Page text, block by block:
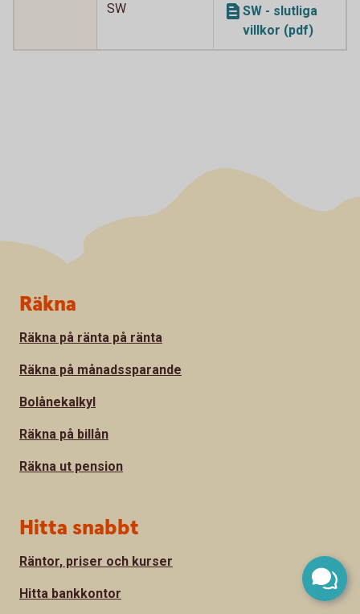
SW
SW - slutliga
villkor (pdf)
Sidfot
Räkna
Räkna på ränta på ränta
Räkna på månadssparande
Bolånekalkyl
Räkna på billån
Räkna ut pension
Hitta snabbt
Räntor, priser och kurser
Hitta bankkontor